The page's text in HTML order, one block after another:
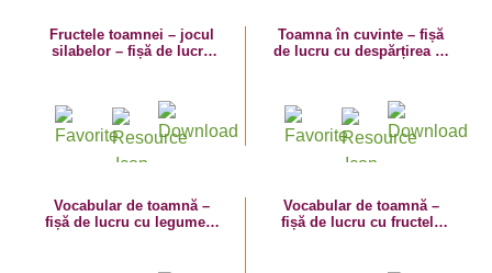
Fructele toamnei – jocul
silabelor – fișă de lucru
Toamna în cuvinte – fișă
de lucru cu despărțirea în
Vocabular de toamnă –
fișă de lucru cu legumele
Vocabular de toamnă –
fișă de lucru cu fructele